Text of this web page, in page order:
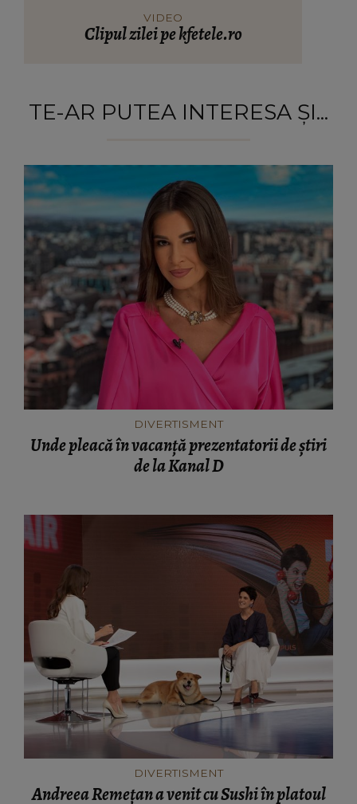
VIDEO
Clipul zilei pe kfetele.ro
TE-AR PUTEA INTERESA ȘI...
DIVERTISMENT
Unde pleacă în vacanță prezentatorii de știri
de la Kanal D
DIVERTISMENT
Andreea Remețan a venit cu Sushi în platoul